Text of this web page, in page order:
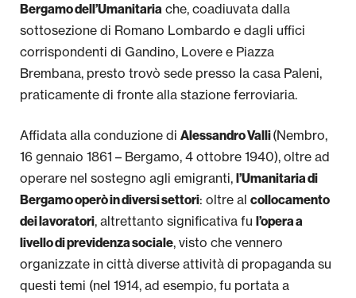
Bergamo dell’Umanitaria che, coadiuvata dalla
sottosezione di Romano Lombardo e dagli uffici
corrispondenti di Gandino, Lovere e Piazza
Brembana, presto trovò sede presso la casa Paleni,
praticamente di fronte alla stazione ferroviaria.
Affidata alla conduzione di Alessandro Valli(Nembro,
16 gennaio 1861 – Bergamo, 4 ottobre 1940), oltre ad
operare nel sostegno agli emigranti, l’Umanitaria di
Bergamo operò in diversi settori: oltre al collocamento
dei lavoratori, altrettanto significativa fu l’opera a
livello di previdenza sociale, visto che vennero
organizzate in città diverse attività di propaganda su
questi temi (nel 1914, ad esempio, fu portata a